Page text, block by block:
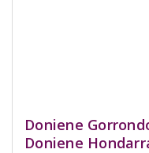
Doniene
Doniene